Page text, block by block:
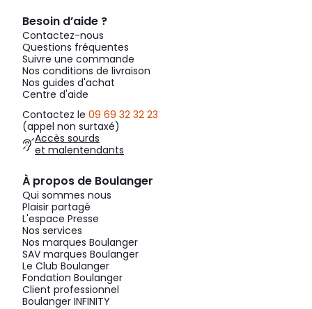
Besoin d’aide ?
Contactez-nous
Questions fréquentes
Suivre une commande
Nos conditions de livraison
Nos guides d'achat
Centre d'aide
Contactez le 09 69 32 32 23
(appel non surtaxé)
Accès sourds
et malentendants
À propos de Boulanger
Qui sommes nous
Plaisir partagé
L'espace Presse
Nos services
Nos marques Boulanger
SAV marques Boulanger
Le Club Boulanger
Fondation Boulanger
Client professionnel
Boulanger INFINITY